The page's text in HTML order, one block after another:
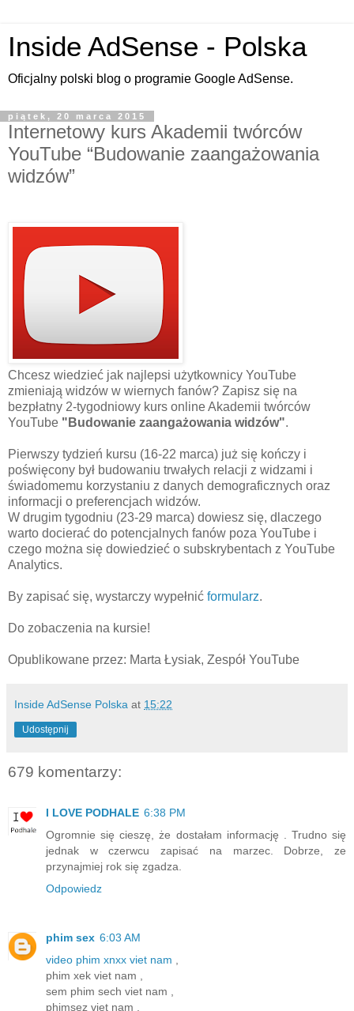
Inside AdSense - Polska
Oficjalny polski blog o programie Google AdSense.
piątek, 20 marca 2015
Internetowy kurs Akademii twórców
YouTube “Budowanie zaangażowania
widzów”
Chcesz wiedzieć jak najlepsi użytkownicy YouTube
zmieniają widzów w wiernych fanów? Zapisz się na
bezpłatny 2-tygodniowy kurs online Akademii twórców
YouTube "Budowanie zaangażowania widzów".
Pierwszy tydzień kursu (16-22 marca) już się kończy i
poświęcony był budowaniu trwałych relacji z widzami i
świadomemu korzystaniu z danych demograficznych oraz
informacji o preferencjach widzów.
W drugim tygodniu (23-29 marca) dowiesz się, dlaczego
warto docierać do potencjalnych fanów poza YouTube i
czego można się dowiedzieć o subskrybentach z YouTube
Analytics.
By zapisać się, wystarczy wypełnić formularz.
Do zobaczenia na kursie!
Opublikowane przez: Marta Łysiak, Zespół YouTube
Inside AdSense Polska at 15:22
Udostępnij
679 komentarzy:
I LOVE PODHALE 6:38 PM
Ogromnie się cieszę, że dostałam informację . Trudno się
jednak w czerwcu zapisać na marzec. Dobrze, ze
przynajmiej rok się zgadza.
Odpowiedz
phim sex 6:03 AM
video phim xnxx viet nam
phim xek viet nam ,
sem phim sech viet nam ,
phimsez viet nam ,